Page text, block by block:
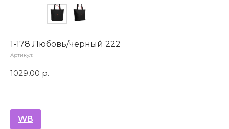
1-178 Любовь/черный 222
Артикул:
1029,00 р.
WB